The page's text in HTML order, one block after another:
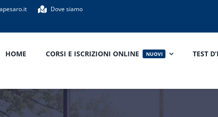
Dove siamo
HOME CORSI E ISCRIZIONI ONLINE NUOVI TEST